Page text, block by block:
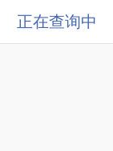
正在查询中